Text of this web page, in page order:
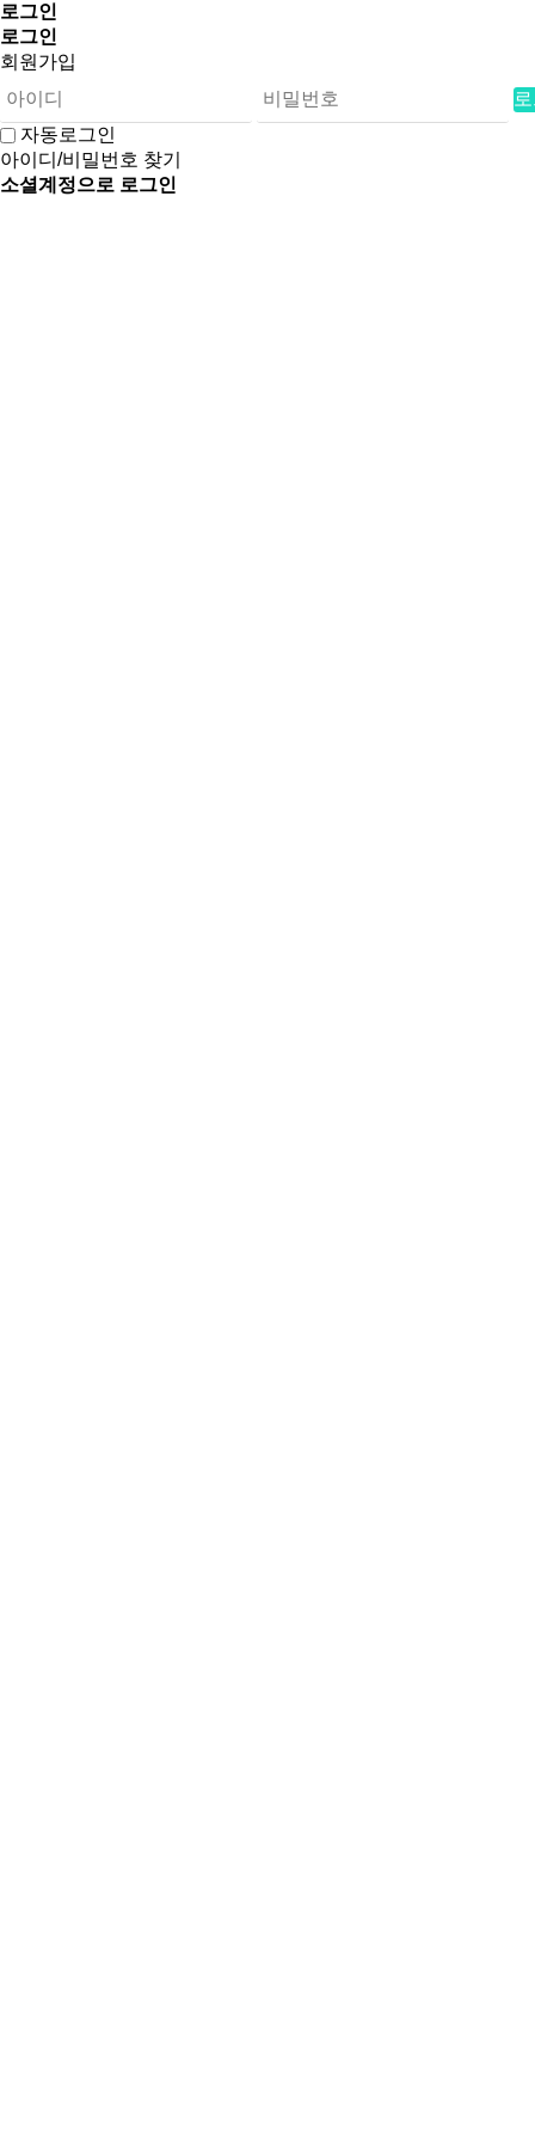
로그인
로그인
회원가입
자동로그인
아이디/비밀번호 찾기
소셜계정으로 로그인